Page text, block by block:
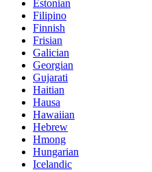
Estonian
Filipino
Finnish
Frisian
Galician
Georgian
Gujarati
Haitian
Hausa
Hawaiian
Hebrew
Hmong
Hungarian
Icelandic